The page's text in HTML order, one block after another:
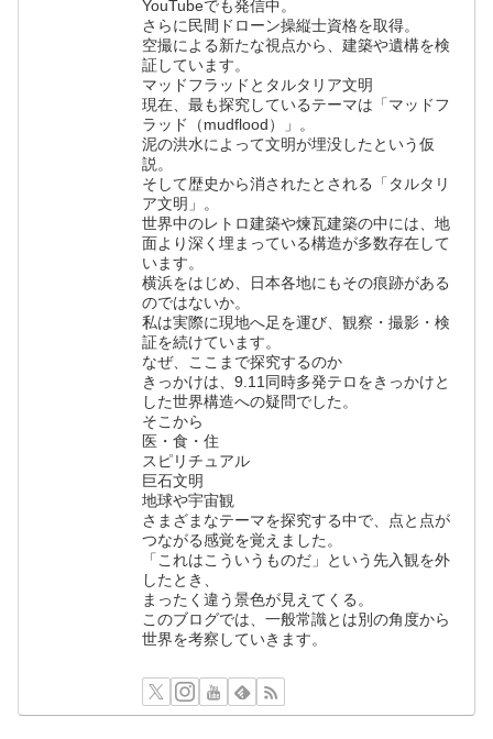
YouTubeでも発信中。
さらに民間ドローン操縦士資格を取得。
空撮による新たな視点から、建築や遺構を検
証しています。
マッドフラッドとタルタリア文明
現在、最も探究しているテーマは「マッドフ
ラッド（mudflood）」。
泥の洪水によって文明が埋没したという仮
説。
そして歴史から消されたとされる「タルタリ
ア文明」。
世界中のレトロ建築や煉瓦建築の中には、地
面より深く埋まっている構造が多数存在して
います。
横浜をはじめ、日本各地にもその痕跡がある
のではないか。
私は実際に現地へ足を運び、観察・撮影・検
証を続けています。
なぜ、ここまで探究するのか
きっかけは、9.11同時多発テロをきっかけと
した世界構造への疑問でした。
そこから
医・食・住
スピリチュアル
巨石文明
地球や宇宙観
さまざまなテーマを探究する中で、点と点が
つながる感覚を覚えました。
「これはこういうものだ」という先入観を外
したとき、
まったく違う景色が見えてくる。
このブログでは、一般常識とは別の角度から
世界を考察していきます。